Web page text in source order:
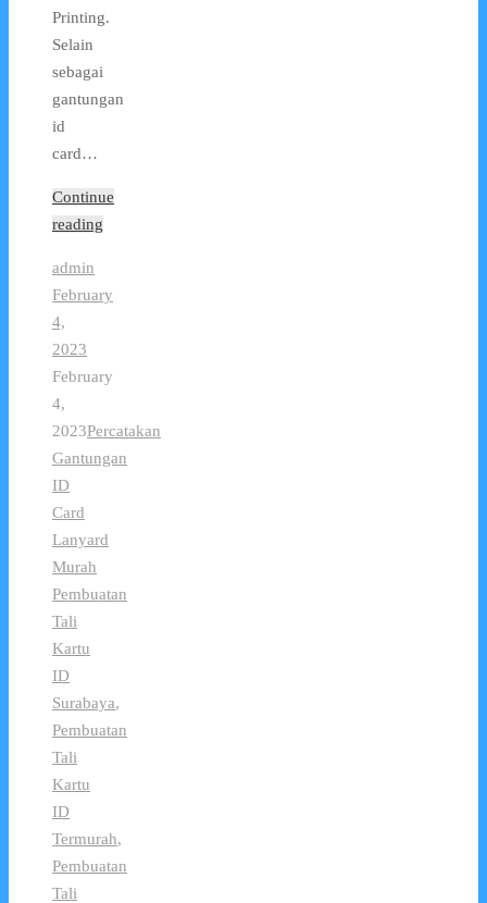
Printing.
Selain
sebagai
gantungan
id
card…
Continue
reading
admin
February
4,
2023
February
4,
2023Percatakan
Gantungan
ID
Card
Lanyard
Murah
Pembuatan
Tali
Kartu
ID
Surabaya,
Pembuatan
Tali
Kartu
ID
Termurah,
Pembuatan
Tali